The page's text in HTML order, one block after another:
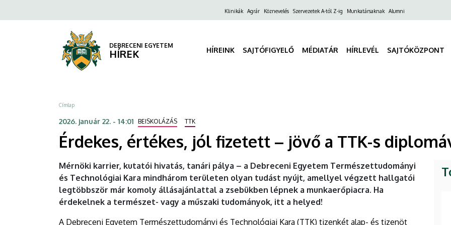
diplomával
a
FelsőKlinikák Agrár Köznevelés Szervezetek A-tól Z-ig Munkatársaknak Alumni
DEBRECENI EGYETEM
HÍREK HÍREINK SAJTÓFIGYELŐ MÉDIATÁR HÍRLEVÉL SAJTÓKÖZPONT
Morzsa
Címlap
2026. január 22. - 14:01 BEISKOLÁZÁS TTK
Érdekes, értékes, jól fizetett – jövő a TTK-s
Mérnöki karrier, kutatói hivatás, tanári pálya – a Debreceni Egyetem Természettudományi
és Technológiai Kara mindhárom területen olyan tudást nyújt, amellyel végzett hallgatói
legtöbbször már komoly állásajánlattal a zsebükben lépnek a munkaerőpiacra. Ha
érdekelnek a természet- vagy a műszaki tudományok, itt a helyed!
A Debreceni Egyetem Természettudományi és Technológiai Kara (TTK) tizenkét alap- és tizenöt